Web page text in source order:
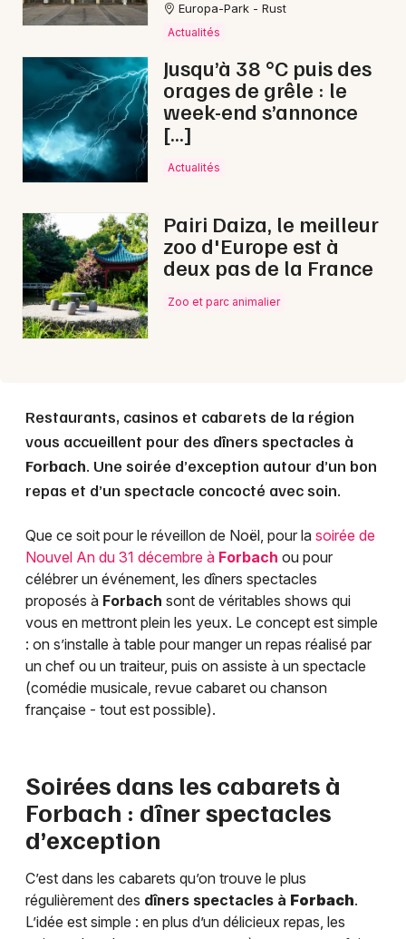
Choisir mes départements
Mon email
Europa-Park - Rust
Actualités
Jusqu’à 38 °C puis des
orages de grêle : le
week-end s’annonce
[…]
Actualités
Pairi Daiza, le meilleur
zoo d'Europe est à
deux pas de la France
Zoo et parc animalier
Restaurants, casinos et cabarets de la région
vous accueillent pour des dîners spectacles à
Forbach. Une soirée d’exception autour d’un bon
repas et d’un spectacle concocté avec soin.
Que ce soit pour le réveillon de Noël, pour la soirée de
Nouvel An du 31 décembre à Forbach ou pour
célébrer un événement, les dîners spectacles
proposés à Forbach sont de véritables shows qui
vous en mettront plein les yeux. Le concept est simple
: on s’installe à table pour manger un repas réalisé par
un chef ou un traiteur, puis on assiste à un spectacle
(comédie musicale, revue cabaret ou chanson
française - tout est possible).
Soirées dans les cabarets à
Forbach : dîner spectacles
d’exception
C’est dans les cabarets qu’on trouve le plus
régulièrement des dîners spectacles à Forbach.
L’idée est simple : en plus d’un délicieux repas, les